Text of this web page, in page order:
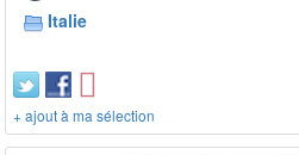
Italie
+ ajout à ma sélection